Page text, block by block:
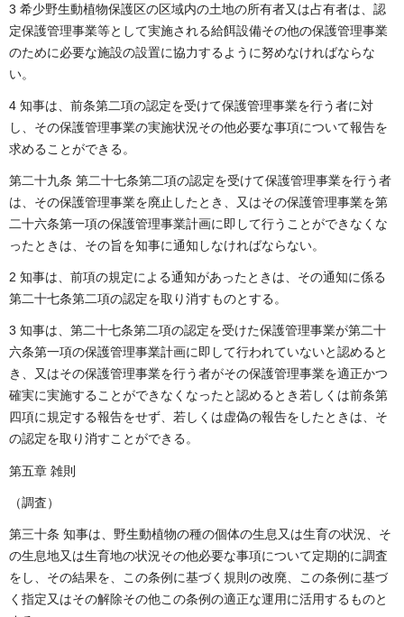
3 希少野生動植物保護区の区域内の土地の所有者又は占有者は、認
定保護管理事業等として実施される給餌設備その他の保護管理事業
のために必要な施設の設置に協力するように努めなければならな
い。
4 知事は、前条第二項の認定を受けて保護管理事業を行う者に対
し、その保護管理事業の実施状況その他必要な事項について報告を
求めることができる。
第二十九条 第二十七条第二項の認定を受けて保護管理事業を行う者
は、その保護管理事業を廃止したとき、又はその保護管理事業を第
二十六条第一項の保護管理事業計画に即して行うことができなくな
ったときは、その旨を知事に通知しなければならない。
2 知事は、前項の規定による通知があったときは、その通知に係る
第二十七条第二項の認定を取り消すものとする。
3 知事は、第二十七条第二項の認定を受けた保護管理事業が第二十
六条第一項の保護管理事業計画に即して行われていないと認めると
き、又はその保護管理事業を行う者がその保護管理事業を適正かつ
確実に実施することができなくなったと認めるとき若しくは前条第
四項に規定する報告をせず、若しくは虚偽の報告をしたときは、そ
の認定を取り消すことができる。
第五章 雑則
（調査）
第三十条 知事は、野生動植物の種の個体の生息又は生育の状況、そ
の生息地又は生育地の状況その他必要な事項について定期的に調査
をし、その結果を、この条例に基づく規則の改廃、この条例に基づ
く指定又はその解除その他この条例の適正な運用に活用するものと